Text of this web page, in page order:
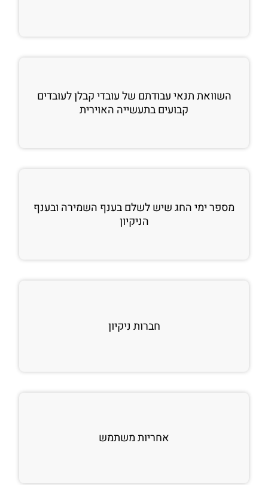
השוואת תנאי עבודתם של עובדי קבלן לעובדים
קבועים בתעשייה האוירית
מספר ימי החג שיש לשלם בענף השמירה ובענף
הניקיון
חברות ניקיון
אחריות משתמש